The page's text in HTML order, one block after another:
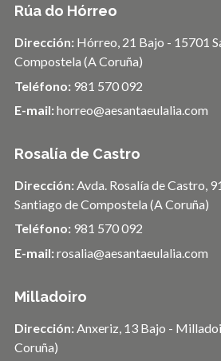
Rúa do Hórreo
Dirección: Hórreo, 21 Bajo - 15701
Compostela (A Coruña)
Teléfono: 981 570 092
E-mail:horreo@aesantaeulalia.com
Rosalía de Castro
Dirección:Avda. Rosalía de Castro,
Santiago de Compostela (A Coruña)
Teléfono: 981 570 092
E-mail:rosalia@aesantaeulalia.com
Milladoiro
Dirección:Anxeriz, 13 Bajo -
Coruña)